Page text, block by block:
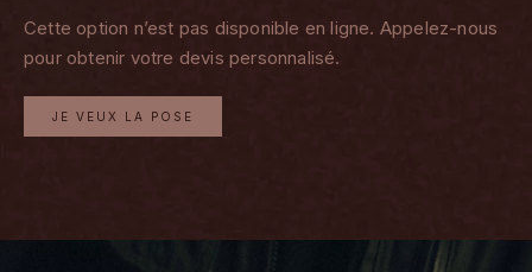
Cette option n’est pas disponible en ligne. Appelez-nous
pour obtenir votre devis personnalisé.
JE VEUX LA POSE